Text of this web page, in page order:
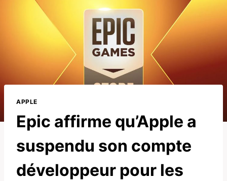
APPLE
Epic affirme qu’Apple a
suspendu son compte
développeur pour les